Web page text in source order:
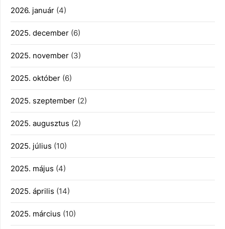
2026. január (4)
2025. december (6)
2025. november (3)
2025. október (6)
2025. szeptember (2)
2025. augusztus (2)
2025. július (10)
2025. május (4)
2025. április (14)
2025. március (10)